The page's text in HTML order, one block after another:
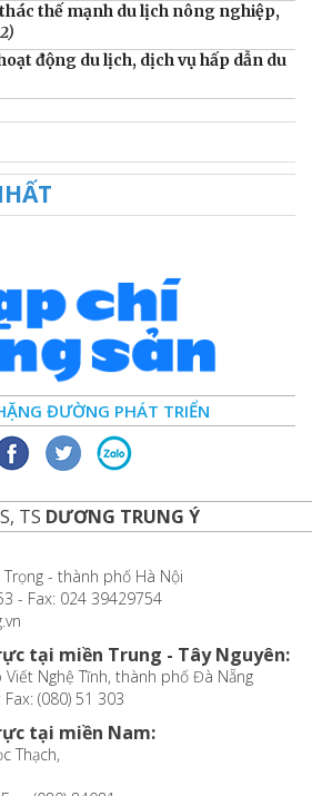
thế mạnh du lịch nông nghiệp,
động du lịch, dịch vụ hấp dẫn du
ĐƯỜNG PHÁT TRIỂN
TS DƯƠNG TRUNG Ý
- thành phố Hà Nội
- Fax: 024 39429754
tại miền Trung - Tây Nguyên:
Nghệ Tĩnh, thành phố Đà Nẵng
(080) 51 303
tại miền Nam:
Thạch,